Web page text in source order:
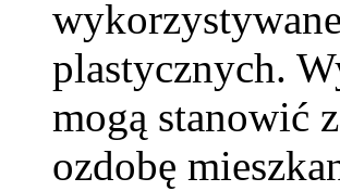
plastycznych.
mogą stanowić
ozdobę